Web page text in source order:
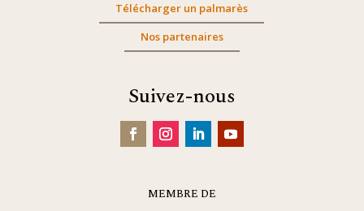
Télécharger un palmarès
Nos partenaires
Suivez-nous
MEMBRE DE